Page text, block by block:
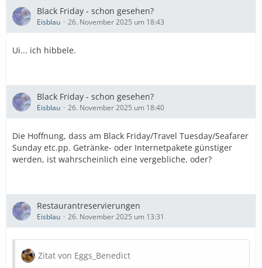
Black Friday - schon gesehen?
Eisblau 26. November 2025 um 18:43
Ui... ich hibbele.
Black Friday - schon gesehen?
Eisblau 26. November 2025 um 18:40
Die Hoffnung, dass am Black Friday/Travel Tuesday/Seafarer
Sunday etc.pp. Getränke- oder Internetpakete günstiger
werden, ist wahrscheinlich eine vergebliche, oder?
Restaurantreservierungen
Eisblau 26. November 2025 um 13:31
Zitat von Eggs_Benedict